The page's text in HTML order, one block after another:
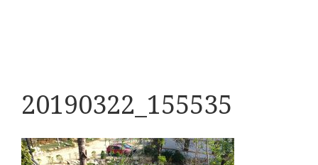
20190322_155535